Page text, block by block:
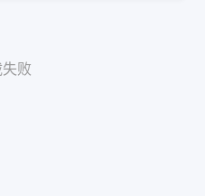
败